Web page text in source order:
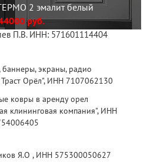
2 эмалит белый
руб.
П.В. ИНН: 571601114404
Орёл", ИНН 7107062130
клининговая компания", ИНН
Я.О , ИНН 575300050627